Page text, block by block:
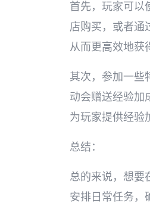
首先，玩家可以
店购买，或者通
从而更高效地获
其次，参加一些
动会赠送经验加
为玩家提供经验
总结：
总的来说，想要
安排日常任务，